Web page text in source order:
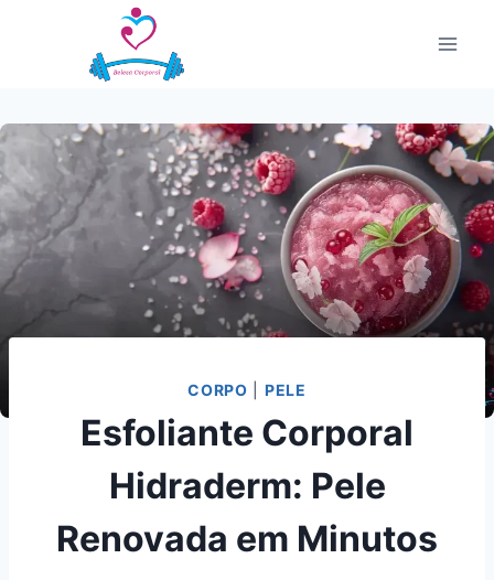
CORPO PELE
Esfoliante Corporal
Hidraderm: Pele
Renovada em Minutos